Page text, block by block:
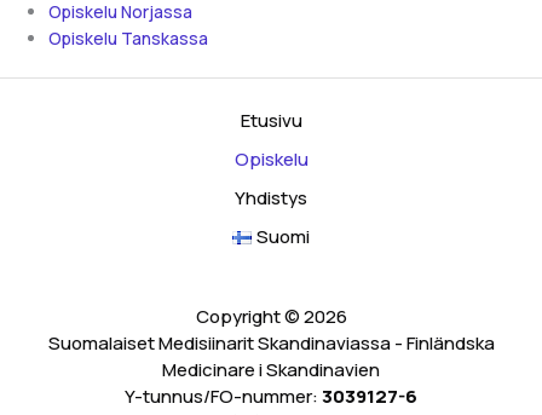
Opiskelu Norjassa
Opiskelu Tanskassa
Etusivu
Opiskelu
Yhdistys
Suomi
Copyright © 2026
Suomalaiset Medisiinarit Skandinaviassa - Finländska
Medicinare i Skandinavien
Y-tunnus/FO-nummer:3039127-6